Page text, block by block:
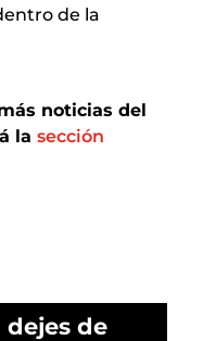
de la
noticias del
la sección
dejes de